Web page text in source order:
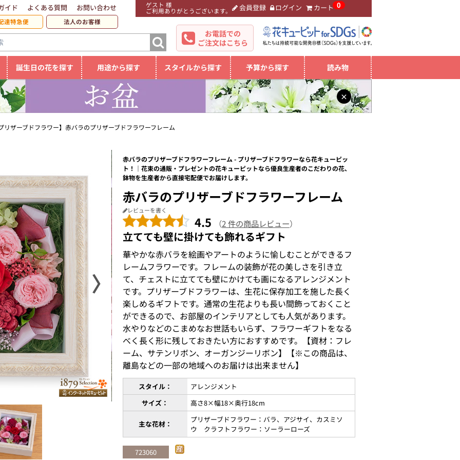
ゲスト 様
ご利用ありがとうございます。 会員登録 ログイン カート 0
イド よくある質問 お問い合わせ
達特急便 法人のお客様
お電話での
ご注文はこちら
誕生日の花を探す 用途から探す スタイルから探す 予算から探す 読み物
×
リザーブドフラワー】赤バラのプリザーブドフラワーフレーム
〉
赤バラのプリザーブドフラワーフレーム - プリザーブドフラワーなら花キューピッ
ト！｜花束の通販・プレゼントの花キューピットなら優良生産者のこだわりの花、
鉢物を生産者から直接宅配便でお届けします。
赤バラのプリザーブドフラワーフレーム
レビューを書く
4.5 （2 件の商品レビュー）
立てても壁に掛けても飾れるギフト
華やかな赤バラを絵画やアートのように愉しむことができるフ
レームフラワーです。フレームの装飾が花の美しさを引き立
て、チェストに立てても壁にかけても画になるアレンジメント
です。プリザーブドフラワーは、生花に保存加工を施した長く
楽しめるギフトです。通常の生花よりも長い間飾っておくこと
ができるので、お部屋のインテリアとしても人気があります。
水やりなどのこまめなお世話もいらず、フラワーギフトをなる
べく長く形に残しておきたい方におすすめです。【資材：フレ
ーム、サテンリボン、オーガンジーリボン】【※この商品は、
離島などの一部の地域へのお届けは出来ません】
スタイル：
アレンジメント
サイズ：
高さ8×幅18×奥行18cm
主な花材：
プリザーブドフラワー：バラ、アジサイ、カスミソ
ウ クラフトフラワー：ソーラーローズ
723060